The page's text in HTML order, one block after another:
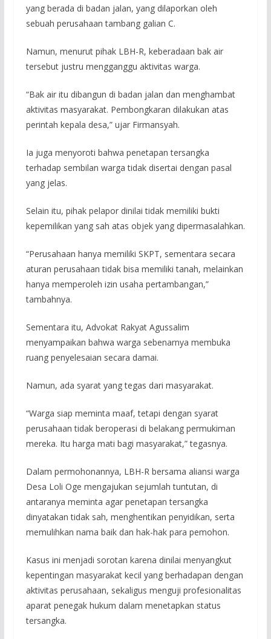
yang berada di badan jalan, yang dilaporkan oleh
sebuah perusahaan tambang galian C.
Namun, menurut pihak LBH-R, keberadaan bak air
tersebut justru mengganggu aktivitas warga.
“Bak air itu dibangun di badan jalan dan menghambat
aktivitas masyarakat. Pembongkaran dilakukan atas
perintah kepala desa,” ujar Firmansyah.
Ia juga menyoroti bahwa penetapan tersangka
terhadap sembilan warga tidak disertai dengan pasal
yang jelas.
Selain itu, pihak pelapor dinilai tidak memiliki bukti
kepemilikan yang sah atas objek yang dipermasalahkan.
“Perusahaan hanya memiliki SKPT, sementara secara
aturan perusahaan tidak bisa memiliki tanah, melainkan
hanya memperoleh izin usaha pertambangan,”
tambahnya.
Sementara itu, Advokat Rakyat Agussalim
menyampaikan bahwa warga sebenarnya membuka
ruang penyelesaian secara damai.
Namun, ada syarat yang tegas dari masyarakat.
“Warga siap meminta maaf, tetapi dengan syarat
perusahaan tidak beroperasi di belakang permukiman
mereka. Itu harga mati bagi masyarakat,” tegasnya.
Dalam permohonannya, LBH-R bersama aliansi warga
Desa Loli Oge mengajukan sejumlah tuntutan, di
antaranya meminta agar penetapan tersangka
dinyatakan tidak sah, menghentikan penyidikan, serta
memulihkan nama baik dan hak-hak para pemohon.
Kasus ini menjadi sorotan karena dinilai menyangkut
kepentingan masyarakat kecil yang berhadapan dengan
aktivitas perusahaan, sekaligus menguji profesionalitas
aparat penegak hukum dalam menetapkan status
tersangka.